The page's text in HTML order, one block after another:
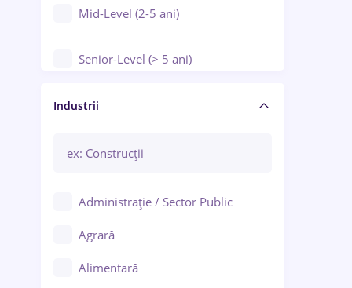
Mid-Level (2-5 ani)
Senior-Level (> 5 ani)
Manager / Executiv
Industrii
Administrație / Sector Public
Agrară
Alimentară